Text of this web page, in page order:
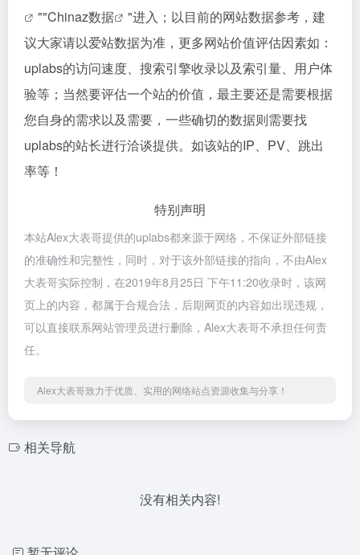
""Chinaz数据
"进入；以目前的网站数据参考，建
议大家请以爱站数据为准，更多网站价值评估因素如：
uplabs的访问速度、搜索引擎收录以及索引量、用户体
验等；当然要评估一个站的价值，最主要还是需要根据
您自身的需求以及需要，一些确切的数据则需要找
uplabs的站长进行洽谈提供。如该站的IP、PV、跳出
率等！
特别声明
本站Alex大表哥提供的uplabs都来源于网络，不保证外部链接
的准确性和完整性，同时，对于该外部链接的指向，不由Alex
大表哥实际控制，在2019年8月25日 下午11:20收录时，该网
页上的内容，都属于合规合法，后期网页的内容如出现违规，
可以直接联系网站管理员进行删除，Alex大表哥不承担任何责
任。
Alex大表哥致力于优质、实用的网络站点资源收集与分享！
相关导航
没有相关内容!